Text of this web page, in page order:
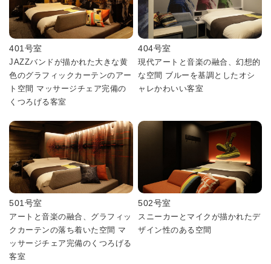
401号室
JAZZバンドが描かれた大きな黄
色のグラフィックカーテンのアー
ト空間 マッサージチェア完備の
くつろげる客室
404号室
現代アートと音楽の融合、幻想的
な空間 ブルーを基調としたオシ
ャレかわいい客室
501号室
アートと音楽の融合、グラフィッ
クカーテンの落ち着いた空間 マ
ッサージチェア完備のくつろげる
客室
502号室
スニーカーとマイクが描かれたデ
ザイン性のある空間